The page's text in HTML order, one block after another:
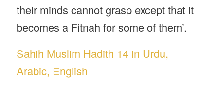
their minds cannot grasp except that it
becomes a Fitnah for some of them’.
Sahih Muslim Hadith 14 in Urdu,
Arabic, English